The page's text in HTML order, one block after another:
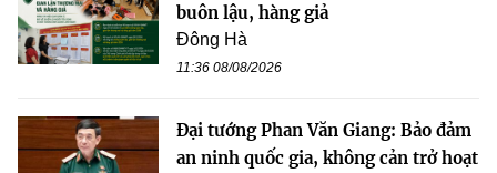
buôn lậu, hàng giả
Đông Hà
11:36 08/08/2026
Đại tướng Phan Văn Giang: Bảo đảm
an ninh quốc gia, không cản trở hoạt